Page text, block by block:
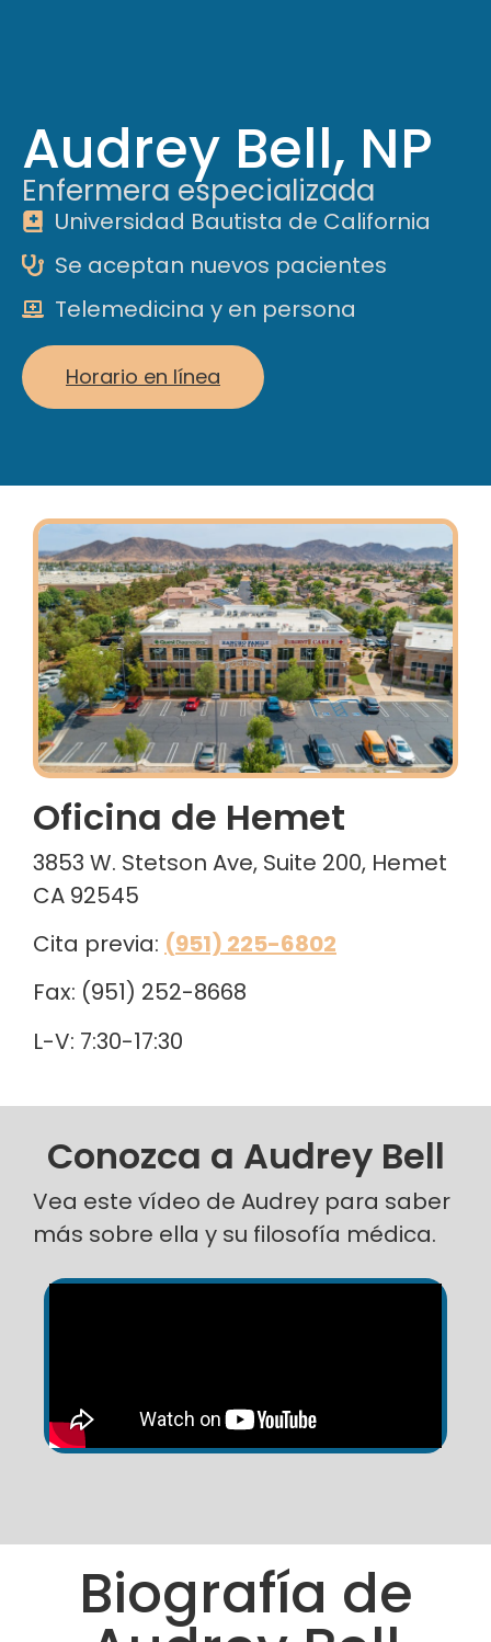
Audrey Bell, NP
Enfermera especializada
Universidad Bautista de California
Se aceptan nuevos pacientes
Telemedicina y en persona
Horario en línea
Oficina de Hemet
3853 W. Stetson Ave, Suite 200, Hemet
CA 92545
Cita previa: (951) 225-6802
Fax: (951) 252-8668
L-V: 7:30-17:30
Conozca a Audrey Bell
Vea este vídeo de Audrey para saber
más sobre ella y su filosofía médica.
Biografía de